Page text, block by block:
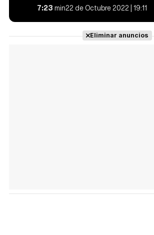
7:23min22 de Octubre 2022 | 19:11
Eliminar anuncios